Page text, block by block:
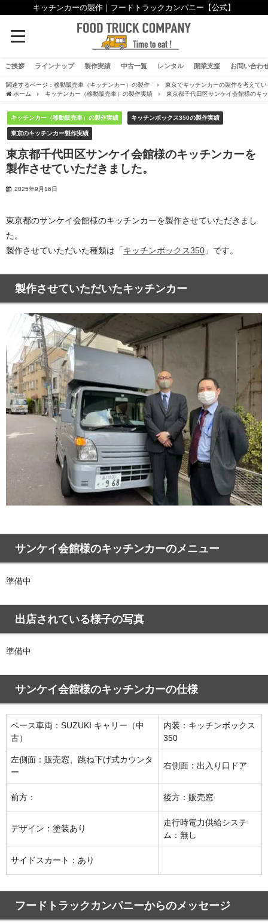
キッチンカーの製作｜フードトラックカンパニー【公式】
ご挨拶 ラインナップ 製作実績 中古一覧 レンタル 開業支援 お問い合わ
関連するページ： 移動販売車（キッチンカー）の製作
東京でキッチンカーの製作を考えてい
ホーム
キッチンカー（移動販売車）の製作実績 東京都千代田区サンケイ会館様のキ
キッチンカー（移動販売車）の製作実績 キッチンボックス350の製作実績
東京のキッチンカー製作実績
東京都千代田区サンケイ会館様のキッチンカーを
製作させていただきました。
2025年9月16日
東京都のサンケイ会館様のキッチンカーを製作させていただきまし
た。
製作させていただいた種類は「 キッチンボックス350 」です。
製作させていただいたキッチンカー
サンケイ会館様のキッチンカーのメニュー
準備中
出店されている様子の写真
準備中
サンケイ会館様のキッチンカーの仕様
ベース車両：SUZUKI キャリー（中
古）
内装：キッチンボックス
350
左側面：販売窓、跳ね下げ式カウンタ
ー
右側面：出入り口ドア
前方： 後方：販売窓
デザイン：塗装あり
走行時電力供給システ
ム：無し
サイドスカート：あり
フードトラックカンパニーからのメッセージ